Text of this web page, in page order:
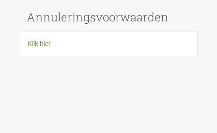
Annuleringsvoorwaarden
Klik hier